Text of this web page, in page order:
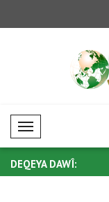
Mobil Menü
DEQEYA DAWÎ:
bo Sûdanê: Piştgiriya pe..